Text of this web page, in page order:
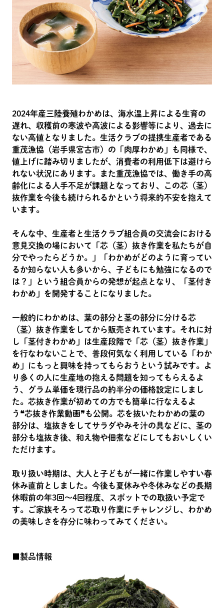
2024年産三陸養殖わかめは、海水温上昇による生育の
遅れ、収穫前の寒波や高波による影響等により、過去に
ない高値となりました。生活クラブの提携生産者である
重茂漁協（岩手県宮古市）の「肉厚わかめ」も同様で、
値上げに踏み切りましたが、消費者の利用低下は避けら
れない状況にあります。また重茂漁協では、働き手の高
齢化による人手不足が課題となっており、この芯（茎）
抜作業を今後も続けられるかという将来的不安を抱えて
います。
そんな中、生産者と生活クラブ組合員の交流会における
意見交換の場において「芯（茎）抜き作業を私たちが自
分でやったらどうか。」「わかめがどのように育ってい
るか知らない人も多いから、子どもにも勉強になるので
は？」という組合員からの発想が起点となり、「茎付き
わかめ」を開発することになりました。
一般的にわかめは、葉の部分と茎の部分に分ける芯
（茎）抜き作業をしてから販売されています。それに対
し「茎付きわかめ」は生産段階で「芯（茎）抜き作業」
を行なわないことで、普段何気なく利用している「わか
め」にもっと興味を持ってもらおうという試みです。よ
り多くの人に生産地の抱える問題を知ってもらえるよ
う、グラム単価を現行品の約半分の価格設定にしまし
た。芯抜き作業が初めての方でも簡単に行なえるよ
う❝芯抜き作業動画❞も公開。芯を抜いたわかめの葉の
部分は、塩抜きをしてサラダやみそ汁の具などに、茎の
部分も塩抜き後、和え物や佃煮などにしてもおいしくい
ただけます。
取り扱い時期は、大人と子どもが一緒に作業しやすい春
休み直前としました。今後も夏休みや冬休みなどの長期
休暇前の年3回～4回程度、スポットでの取扱い予定で
す。ご家族そろって芯取り作業にチャレンジし、わかめ
の美味しさを存分に味わってみてください。
■製品情報